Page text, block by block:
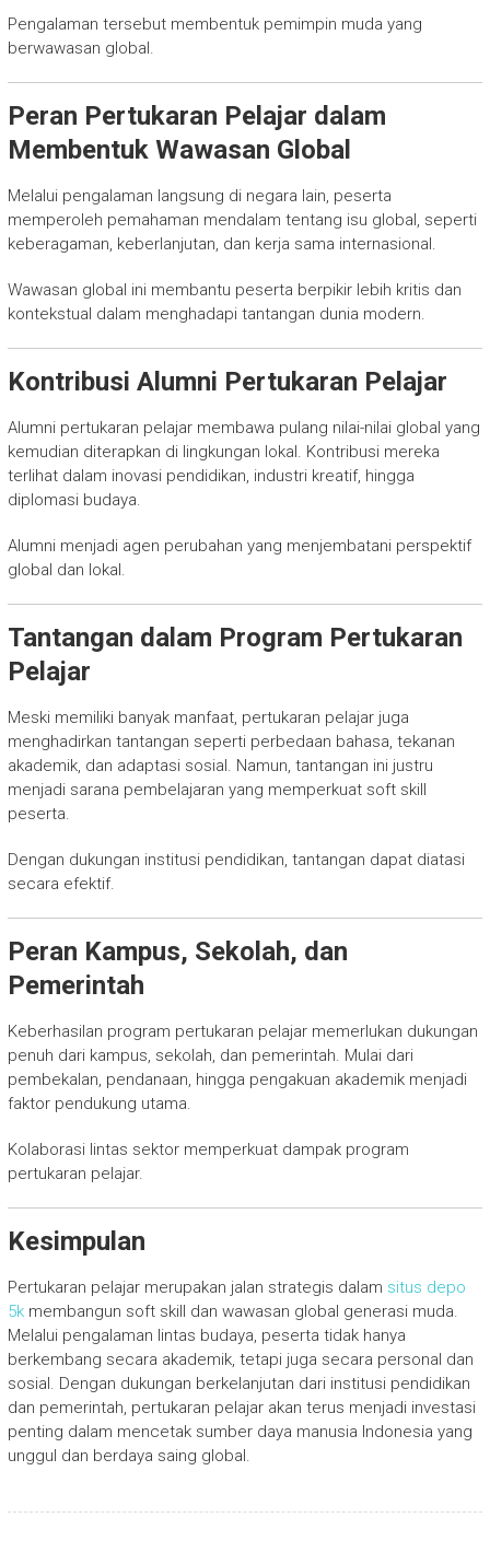
Pengalaman tersebut membentuk pemimpin muda yang
berwawasan global.
Peran Pertukaran Pelajar dalam
Membentuk Wawasan Global
Melalui pengalaman langsung di negara lain, peserta
memperoleh pemahaman mendalam tentang isu global, seperti
keberagaman, keberlanjutan, dan kerja sama internasional.
Wawasan global ini membantu peserta berpikir lebih kritis dan
kontekstual dalam menghadapi tantangan dunia modern.
Kontribusi Alumni Pertukaran Pelajar
Alumni pertukaran pelajar membawa pulang nilai-nilai global yang
kemudian diterapkan di lingkungan lokal. Kontribusi mereka
terlihat dalam inovasi pendidikan, industri kreatif, hingga
diplomasi budaya.
Alumni menjadi agen perubahan yang menjembatani perspektif
global dan lokal.
Tantangan dalam Program Pertukaran
Pelajar
Meski memiliki banyak manfaat, pertukaran pelajar juga
menghadirkan tantangan seperti perbedaan bahasa, tekanan
akademik, dan adaptasi sosial. Namun, tantangan ini justru
menjadi sarana pembelajaran yang memperkuat soft skill
peserta.
Dengan dukungan institusi pendidikan, tantangan dapat diatasi
secara efektif.
Peran Kampus, Sekolah, dan
Pemerintah
Keberhasilan program pertukaran pelajar memerlukan dukungan
penuh dari kampus, sekolah, dan pemerintah. Mulai dari
pembekalan, pendanaan, hingga pengakuan akademik menjadi
faktor pendukung utama.
Kolaborasi lintas sektor memperkuat dampak program
pertukaran pelajar.
Kesimpulan
Pertukaran pelajar merupakan jalan strategis dalam situs depo
5kmembangun soft skill dan wawasan global generasi muda.
Melalui pengalaman lintas budaya, peserta tidak hanya
berkembang secara akademik, tetapi juga secara personal dan
sosial. Dengan dukungan berkelanjutan dari institusi pendidikan
dan pemerintah, pertukaran pelajar akan terus menjadi investasi
penting dalam mencetak sumber daya manusia Indonesia yang
unggul dan berdaya saing global.